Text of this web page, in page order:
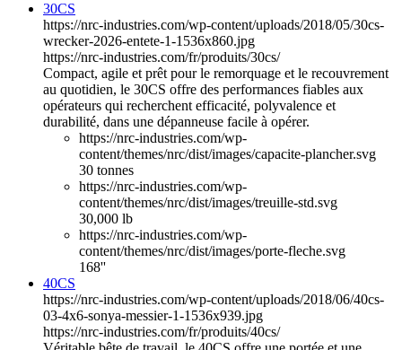
30CS
https://nrc-industries.com/wp-content/uploads/2018/05/30cs-
wrecker-2026-entete-1-1536x860.jpg
https://nrc-industries.com/fr/produits/30cs/
Compact, agile et prêt pour le remorquage et le recouvrement
au quotidien, le 30CS offre des performances fiables aux
opérateurs qui recherchent efficacité, polyvalence et
durabilité, dans une dépanneuse facile à opérer.
https://nrc-industries.com/wp-
content/themes/nrc/dist/images/capacite-plancher.svg
30 tonnes
https://nrc-industries.com/wp-
content/themes/nrc/dist/images/treuille-std.svg
30,000 lb
https://nrc-industries.com/wp-
content/themes/nrc/dist/images/porte-fleche.svg
168''
40CS
https://nrc-industries.com/wp-content/uploads/2018/06/40cs-
03-4x6-sonya-messier-1-1536x939.jpg
https://nrc-industries.com/fr/produits/40cs/